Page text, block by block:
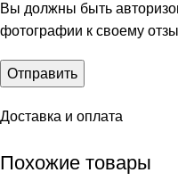
Вы должны быть
фотографии к своему
Доставка и оплата
Похожие товары